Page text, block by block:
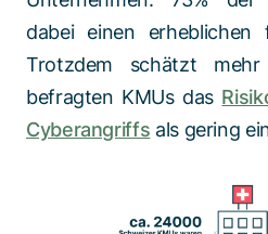
dabei einen erheblichen
Trotzdem schätzt
befragten KMUs das
Cyberangriffs als gering